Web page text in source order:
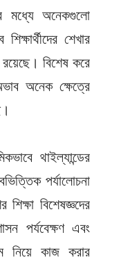
মধ্যে অনেকগুলো
শেখার
বিশেষ করে
অনেক ক্ষেত্রে
থাইল্যান্ডের
পর্যালোচনা
বিশেষজ্ঞদের
পর্যবেক্ষণ এবং
নিয়ে কাজ করার